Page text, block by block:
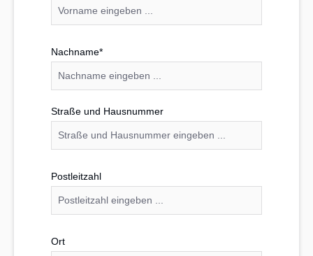
Nachname*
Straße und Hausnummer
Postleitzahl
Ort